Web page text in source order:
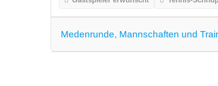
Medenrunde, Mannschaften und